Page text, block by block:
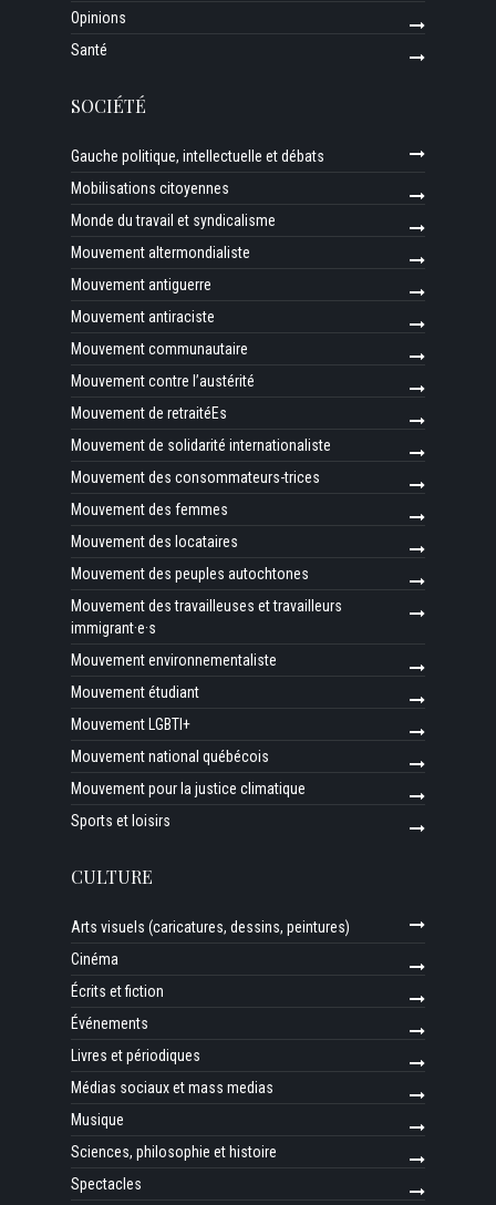
Opinions
Santé
SOCIÉTÉ
Gauche politique, intellectuelle et débats
Mobilisations citoyennes
Monde du travail et syndicalisme
Mouvement altermondialiste
Mouvement antiguerre
Mouvement antiraciste
Mouvement communautaire
Mouvement contre l’austérité
Mouvement de retraitéEs
Mouvement de solidarité internationaliste
Mouvement des consommateurs-trices
Mouvement des femmes
Mouvement des locataires
Mouvement des peuples autochtones
Mouvement des travailleuses et travailleurs
immigrant·e·s
Mouvement environnementaliste
Mouvement étudiant
Mouvement LGBTI+
Mouvement national québécois
Mouvement pour la justice climatique
Sports et loisirs
CULTURE
Arts visuels (caricatures, dessins, peintures)
Cinéma
Écrits et fiction
Événements
Livres et périodiques
Médias sociaux et mass medias
Musique
Sciences, philosophie et histoire
Spectacles